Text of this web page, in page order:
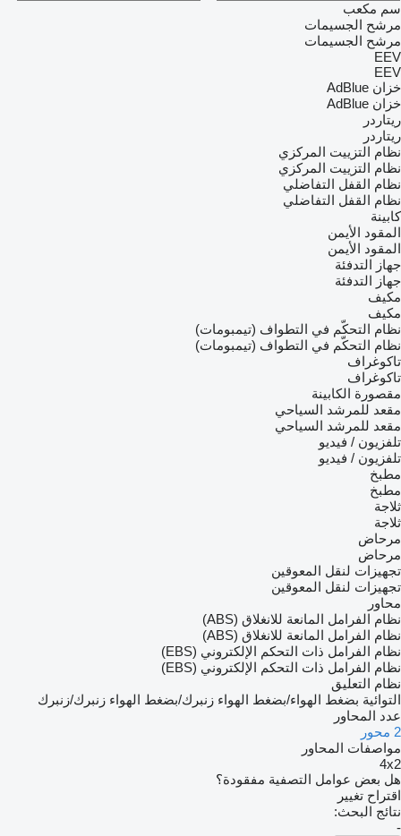
سم مكعب
مرشح الجسيمات
مرشح الجسيمات
EEV
EEV
خزان AdBlue
خزان AdBlue
ريتاردر
ريتاردر
نظام التزييت المركزي
نظام التزييت المركزي
نظام القفل التفاضلي
نظام القفل التفاضلي
كابينة
المقود الأيمن
المقود الأيمن
جهاز التدفئة
جهاز التدفئة
مكيف
مكيف
نظام التحكّم في التطواف (تيمبومات)
نظام التحكّم في التطواف (تيمبومات)
تاكوغراف
تاكوغراف
مقصورة الكابينة
مقعد للمرشد السياحي
مقعد للمرشد السياحي
تلفزيون / فيديو
تلفزيون / فيديو
مطبخ
مطبخ
ثلاجة
ثلاجة
مرحاض
مرحاض
تجهيزات لنقل المعوقين
تجهيزات لنقل المعوقين
محاور
نظام الفرامل المانعة للانغلاق (ABS)
نظام الفرامل المانعة للانغلاق (ABS)
نظام الفرامل ذات التحكم الإلكتروني (EBS)
نظام الفرامل ذات التحكم الإلكتروني (EBS)
نظام التعليق
التوائية بضغط الهواء/بضغط الهواء زنبرك/بضغط الهواء زنبرك/زنبرك
عدد المحاور
2 محور
مواصفات المحاور
4x2
هل بعض عوامل التصفية مفقودة؟
اقتراح تغيير
نتائج البحث:
-